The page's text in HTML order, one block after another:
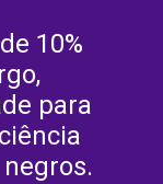
10%
para